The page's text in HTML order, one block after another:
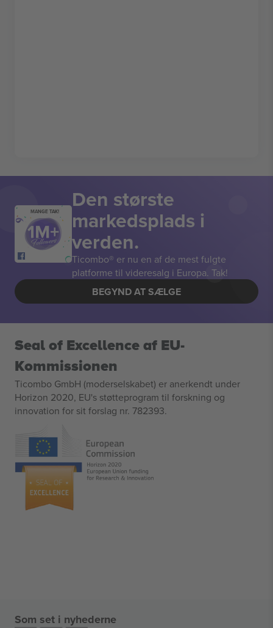
MANGE TAK! Den største
markedsplads i
verden.
Ticombo® er nu en af de mest fulgte
platforme til videresalg i Europa. Tak!
BEGYND AT SÆLGE
Seal of Excellence af EU-
Kommissionen
Ticombo GmbH (moderselskabet) er anerkendt under
Horizon 2020, EU's støtteprogram til forskning og
innovation for sit forslag nr. 782393.
Som set i nyhederne